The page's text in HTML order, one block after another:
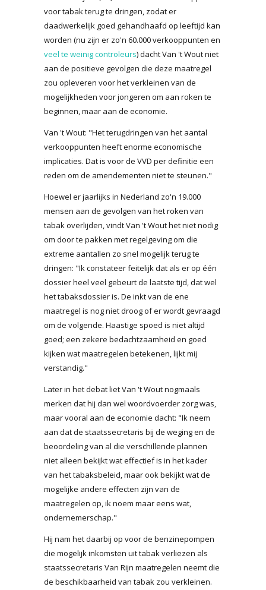
voor tabak terug te dringen, zodat er
daadwerkelijk goed gehandhaafd op leeftijd kan
worden (nu zijn er zo'n 60.000 verkooppunten en
veel te weinig controleurs) dacht Van 't Wout niet
aan de positieve gevolgen die deze maatregel
zou opleveren voor het verkleinen van de
mogelijkheden voor jongeren om aan roken te
beginnen, maar aan de economie.
Van 't Wout: "Het terugdringen van het aantal
verkooppunten heeft enorme economische
implicaties. Dat is voor de VVD per definitie een
reden om de amendementen niet te steunen."
Hoewel er jaarlijks in Nederland zo'n 19.000
mensen aan de gevolgen van het roken van
tabak overlijden, vindt Van 't Wout het niet nodig
om door te pakken met regelgeving om die
extreme aantallen zo snel mogelijk terug te
dringen: "Ik constateer feitelijk dat als er op één
dossier heel veel gebeurt de laatste tijd, dat wel
het tabaksdossier is. De inkt van de ene
maatregel is nog niet droog of er wordt gevraagd
om de volgende. Haastige spoed is niet altijd
goed; een zekere bedachtzaamheid en goed
kijken wat maatregelen betekenen, lijkt mij
verstandig."
Later in het debat liet Van 't Wout nogmaals
merken dat hij dan wel woordvoerder zorg was,
maar vooral aan de economie dacht: "Ik neem
aan dat de staatssecretaris bij de weging en de
beoordeling van al die verschillende plannen
niet alleen bekijkt wat effectief is in het kader
van het tabaksbeleid, maar ook bekijkt wat de
mogelijke andere effecten zijn van de
maatregelen op, ik noem maar eens wat,
ondernemerschap."
Hij nam het daarbij op voor de benzinepompen
die mogelijk inkomsten uit tabak verliezen als
staatssecretaris Van Rijn maatregelen neemt die
de beschikbaarheid van tabak zou verkleinen.